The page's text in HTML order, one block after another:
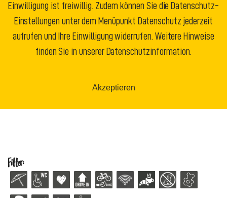
Einwilligung ist freiwillig. Zudem können Sie die Datenschutz-
Einstellungen unter dem Menüpunkt Datenschutz jederzeit
aufrufen und Ihre Einwilligung widerrufen. Weitere Hinweise
finden Sie in unserer Datenschutzinformation.
Akzeptieren
Filter: